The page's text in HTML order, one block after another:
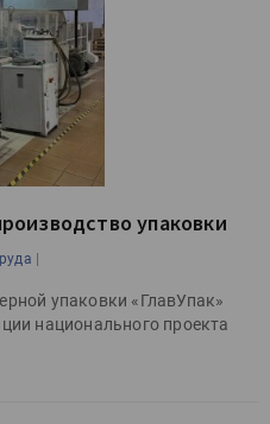
упаковки
|
упаковки «ГлавУпак»
национального проекта